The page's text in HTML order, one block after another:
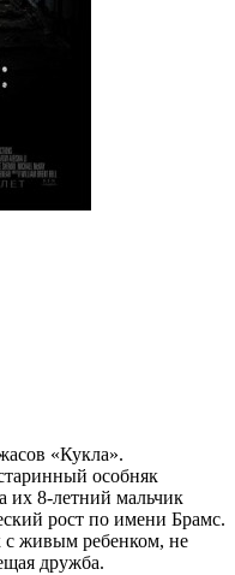
«Кукла».
особняк
их 8-летний мальчик
рост по имени Брамс.
с живым ребенком, не
дружба.